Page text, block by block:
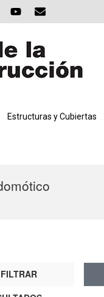
Estructuras y Cubiertas
FILTRAR